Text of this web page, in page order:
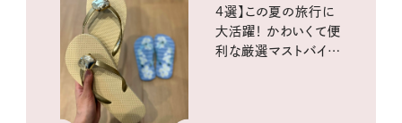
4選】この夏の旅行に
大活躍！ かわいくて便
利な厳選マストバイア